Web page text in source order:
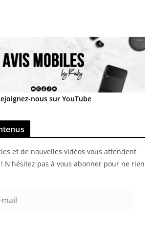
nous sur YouTube
et de nouvelles vidéos vous attendent
N'hésitez pas à vous abonner pour ne rien